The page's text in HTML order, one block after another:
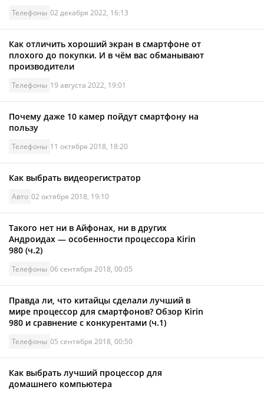
Телефоны 02 декабря 2022, 16:13
Как отличить хороший экран в смартфоне от
плохого до покупки. И в чём вас обманывают
производители
Телефоны 19 августа 2022, 19:01
Почему даже 10 камер пойдут смартфону на
пользу
Телефоны 11 октября 2018, 18:20
Как выбрать видеорегистратор
Авто 02 октября 2018, 19:10
Такого нет ни в Айфонах, ни в других
Андроидах — особенности процессора Kirin
980 (ч.2)
Телефоны 06 сентября 2018, 00:05
Правда ли, что китайцы сделали лучший в
мире процессор для смартфонов? Обзор Kirin
980 и сравнение с конкурентами (ч.1)
Телефоны 05 сентября 2018, 00:50
Как выбрать лучший процессор для
домашнего компьютера